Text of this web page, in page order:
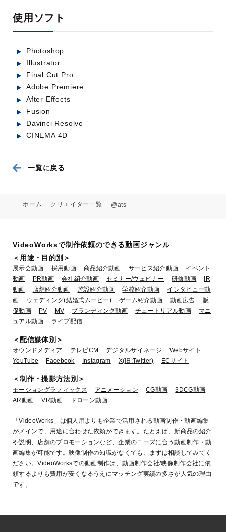
業種：官公庁
編
【公式】富士宮 Fujinomiya The
業種：官公庁
使用ソフト
Photoshop
Illustrator
Final Cut Pro
Adobe Premiere
After Effects
Fusion
Davinci Resolve
CINEMA 4D
一覧に戻る
ホーム クリエイター一覧 @ats
VideoWorksで制作依頼のできる動画ジャンル
＜用途・目的別＞
展示会動画 採用動画 商品紹介動画 サービス紹介動画
イベント
動画
PR動画 会社紹介動画 セミナー/ウェビナー 研修動画
IR
動画
店舗紹介動画 施設紹介動画 学校紹介動画
インタビュー動
画
ウェディング(結婚式ムービー) ゲーム紹介動画 動画広告
販
促動画
PV MV ブランディング動画 チュートリアル動画
マニ
ュアル動画
ライブ配信
＜配信媒体別＞
オウンドメディア テレビCM デジタルサイネージ
Webサイト
YouTube
Facebook Instagram X(旧:Twitter) ECサイト
＜制作・撮影方法別＞
モーショングラフィックス アニメーション CG動画
3DCG動画
AR動画
VR動画 ドローン動画
「VideoWorks」は個人用よりも企業で活用される動画制作・動画編集
がメインで、用途に合わせた依頼ができます。たとえば、新商品の紹介
や説明、店舗のプロモーションなど、企業のニーズに合う動画制作・動
画編集が可能です。映像制作の知識がなくても、まずは相談してみてく
ださい。VideoWorksでの動画制作は、動画制作会社/映像制作会社に依
頼するよりも費用が安くなるうえにマッチング実績の多さが人気の理由
です。